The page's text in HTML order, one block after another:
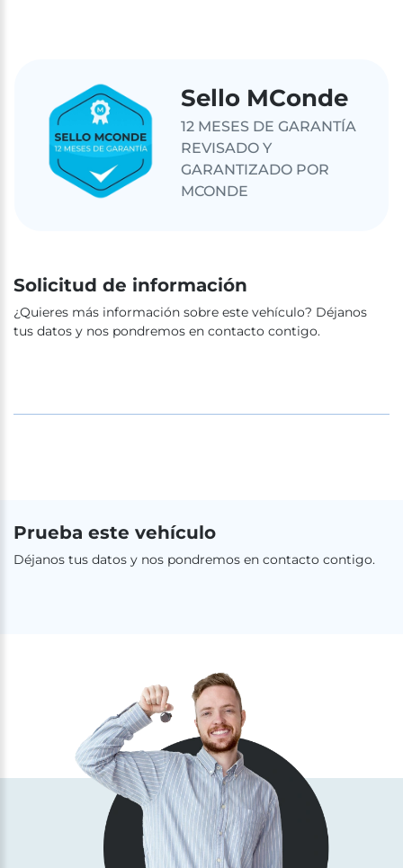
Sello MConde
12 MESES DE GARANTÍA
REVISADO Y
GARANTIZADO POR
MCONDE
Solicitud de información
¿Quieres más información sobre este vehículo? Déjanos
tus datos y nos pondremos en contacto contigo.
Prueba este vehículo
Déjanos tus datos y nos pondremos en contacto contigo.